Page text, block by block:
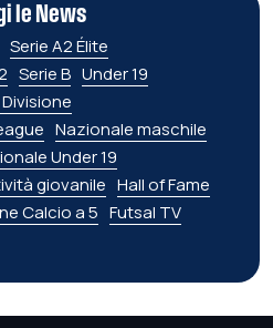
le News
Serie A2 Élite
Serie B Under 19
Nazionale maschile
Under 19
giovanile Hall of Fame
Calcio a 5 Futsal TV